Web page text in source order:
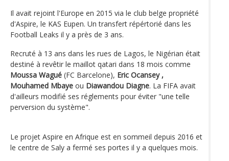
Il avait rejoint l'Europe en 2015 via le club belge propriété
d'Aspire, le KAS Eupen. Un transfert répértorié dans les
Football Leaks il y a près de 3 ans.
Recruté à 13 ans dans les rues de Lagos, le Nigérian était
destiné à revêtir le maillot qatari dans 18 mois comme
Moussa Wagué (FC Barcelone), Eric Ocansey ,
Mouhamed Mbaye ou Diawandou Diagne. La FIFA avait
d'ailleurs modifié ses réglements pour éviter "une telle
perversion du système".
Le projet Aspire en Afrique est en sommeil depuis 2016 et
le centre de Saly a fermé ses portes il y a quelques mois.